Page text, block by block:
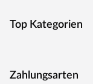
Top Kategorien
Zahlungsarten